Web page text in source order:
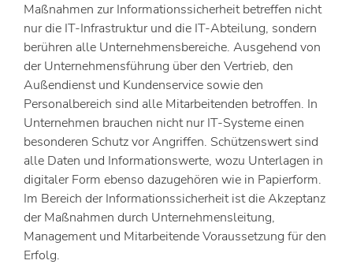
Maßnahmen zur Informationssicherheit betreffen nicht
nur die IT-Infrastruktur und die IT-Abteilung, sondern
berühren alle Unternehmensbereiche. Ausgehend von
der Unternehmensführung über den Vertrieb, den
Außendienst und Kundenservice sowie den
Personalbereich sind alle Mitarbeitenden betroffen. In
Unternehmen brauchen nicht nur IT-Systeme einen
besonderen Schutz vor Angriffen. Schützenswert sind
alle Daten und Informationswerte, wozu Unterlagen in
digitaler Form ebenso dazugehören wie in Papierform.
Im Bereich der Informationssicherheit ist die Akzeptanz
der Maßnahmen durch Unternehmensleitung,
Management und Mitarbeitende Voraussetzung für den
Erfolg.